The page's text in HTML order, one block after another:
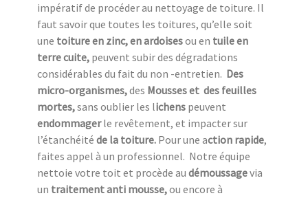
impératif de procéder au nettoyage de toiture. Il
faut savoir que toutes les toitures, qu’elle soit
une toiture en zinc, en ardoisesou en tuile en
terre cuite, peuvent subir des dégradations
considérables du fait du non -entretien. Des
micro-organismes,des Mousses et des feuilles
mortes,sans oublier les lichens peuvent
endommagerle revêtement, et impacter sur
l’étanchéité de la toiture. Pour une action rapide,
faites appel à un professionnel. Notre équipe
nettoie votre toit et procède au démoussagevia
un traitement anti mousse,ou encore à